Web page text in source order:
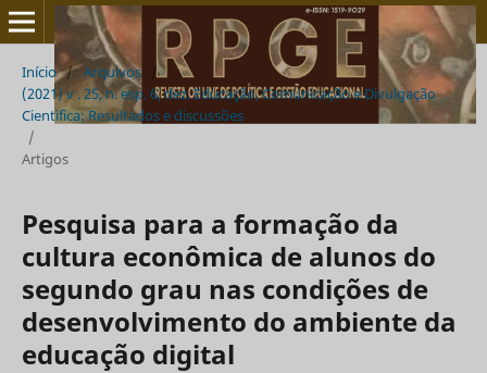
Início / Arquivos
/
(2021) v . 25, n. esp. 6, dez. Educação, Comunicação e Divulgação
Cientifica: Resultados e discussões
/
Artigos
Pesquisa para a formação da
cultura econômica de alunos do
segundo grau nas condições de
desenvolvimento do ambiente da
educação digital